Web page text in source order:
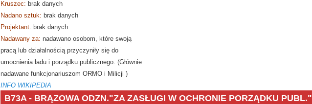
Kruszec: brak danych
Nadano sztuk: brak danych
Projektant: brak danych
Nadawany za: nadawano osobom, które swoją
pracą lub działalnością przyczyniły się do
umocnienia ładu i porządku publicznego. (Głównie
nadawane funkcjonariuszom ORMO i Milicji )
INFO WIKIPEDIA
B73A - BRĄZOWA ODZN."ZA ZASŁUGI W OCHRONIE PORZĄDKU PUBL."